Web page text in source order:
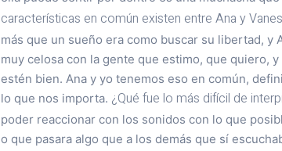
características en común existen entre Ana y
más que un sueño era como buscar su libertad, y
muy celosa con la gente que estimo, que quiero,
estén bien. Ana y yo tenemos eso en común,
lo que nos importa. ¿Qué fue lo más difícil de
poder reaccionar con los sonidos con lo que
o que pasara algo que a los demás que sí